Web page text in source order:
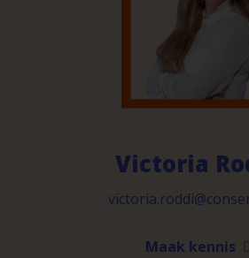
Victoria
Maak kennis